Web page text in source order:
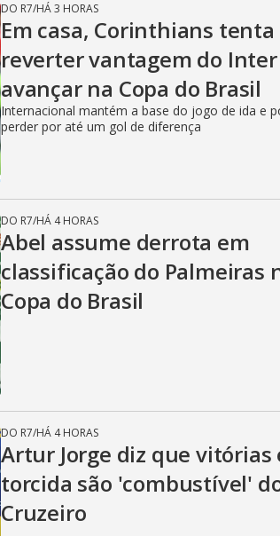
DO R7/HÁ 3 HORAS
Em casa, Corinthians tenta
reverter vantagem do
avançar na Copa do Brasil
Internacional mantém a base do jogo de ida e
perder por até um gol de diferença
DO R7/HÁ 4 HORAS
Abel assume derrota em
classificação do Palmeiras
Copa do Brasil
DO R7/HÁ 4 HORAS
Artur Jorge diz que vitórias
torcida são 'combustível'
Cruzeiro